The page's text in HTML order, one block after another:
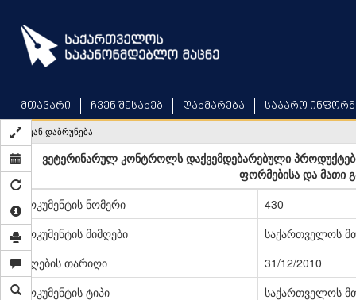
main
content
მთავარი ჩვენ შესახებ დახმარება საჯარო
უკან დაბრუნება
ვეტერინარულ კონტროლს დაქვემდებარებული
ფორმებისა და მათი
დოკუმენტის ნომერი
430
დოკუმენტის მიმღები
საქართველოს
მიღების თარიღი
31/12/2010
დოკუმენტის ტიპი
საქართველოს